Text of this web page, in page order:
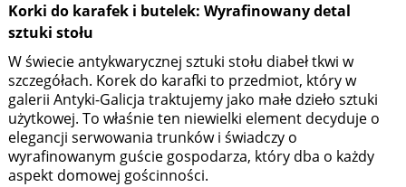
Korki do karafek i butelek: Wyrafinowany detal
sztuki stołu
W świecie antykwarycznej sztuki stołu diabeł tkwi w
szczegółach. Korek do karafki to przedmiot, który w
galerii Antyki-Galicja traktujemy jako małe dzieło sztuki
użytkowej. To właśnie ten niewielki element decyduje o
elegancji serwowania trunków i świadczy o
wyrafinowanym guście gospodarza, który dba o każdy
aspekt domowej gościnności.